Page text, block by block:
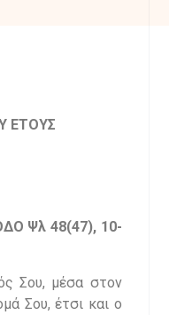
ΕΤΟΥΣ
Ψλ 48(47), 10-
Σου, μέσα στον
Σου, έτσι και ο